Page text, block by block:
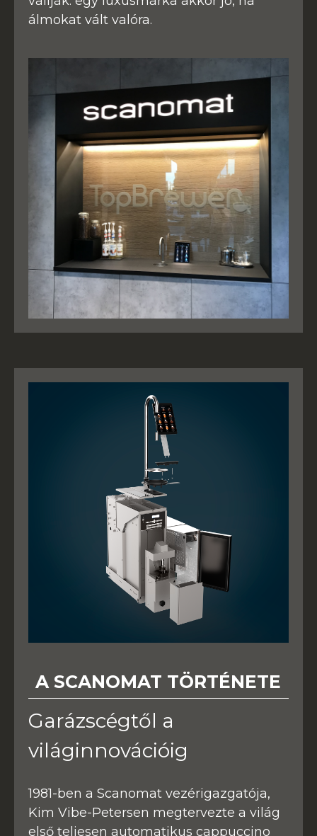
álmokat vált valóra.
A SCANOMAT TÖRTÉNETE
Garázscégtől a
világinnovációig
1981-ben a Scanomat vezérigazgatója,
Kim Vibe-Petersen megtervezte a világ
első teljesen automatikus cappuccino